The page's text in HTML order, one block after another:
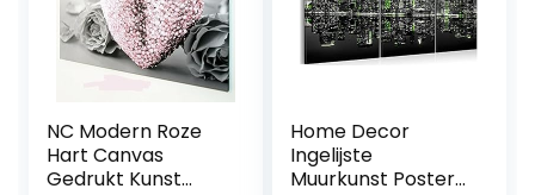
NC Modern Roze
Hart Canvas
Gedrukt Kunst
Home Decor
Ingelijste
Muurkunst Poster